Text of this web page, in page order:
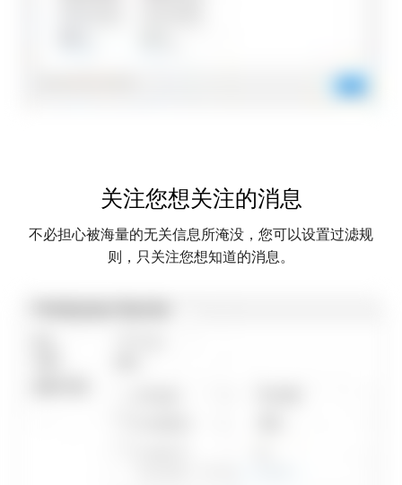
关注您想关注的消息
不必担心被海量的无关信息所淹没，您可以设置过滤规
则，只关注您想知道的消息。